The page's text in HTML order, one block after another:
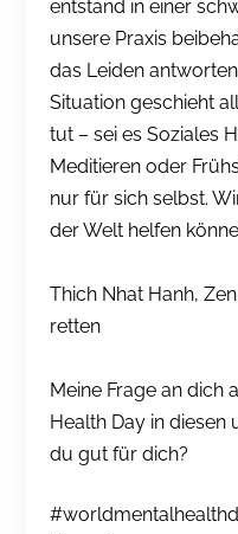
entstand in einer
unsere Praxis
das Leiden
Situation geschieht
tut – sei es Soziales
Meditieren oder
nur für sich selbst.
der Welt helfen
Thich Nhat Hanh,
retten
Meine Frage an dich
Health Day in diesen
du gut für dich?